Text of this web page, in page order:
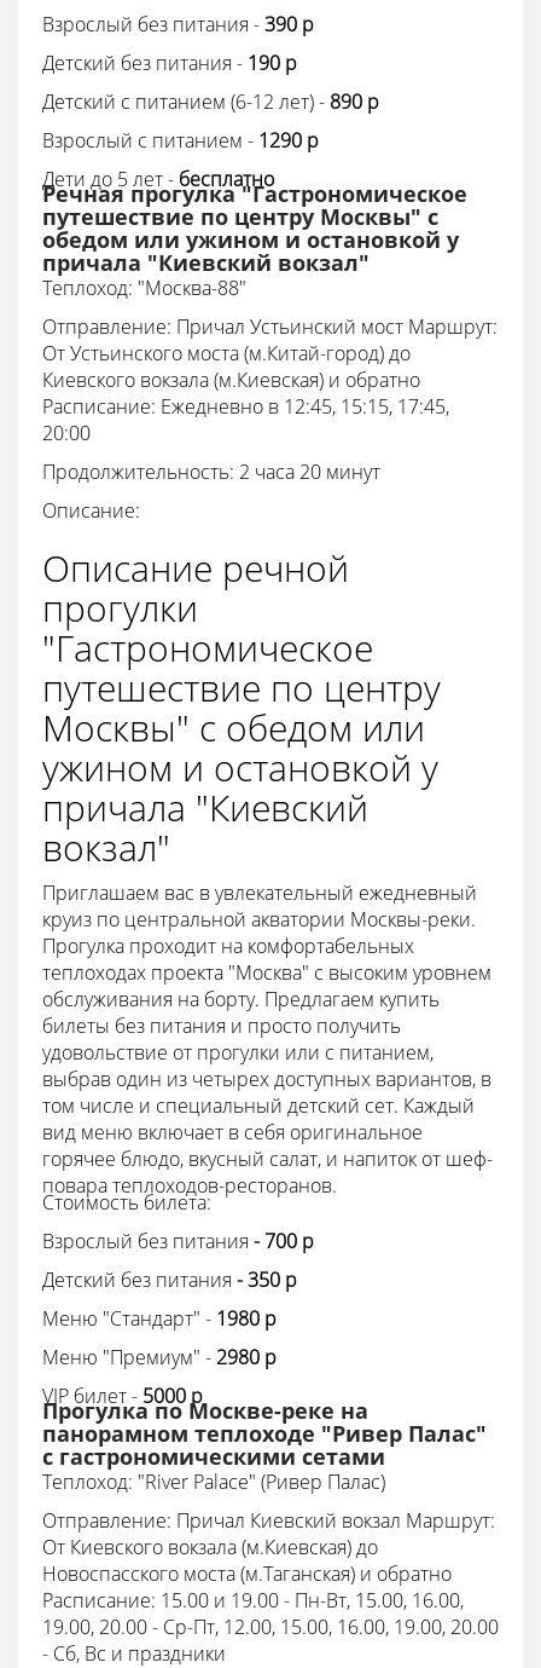
Взрослый без питания -390 p
Детский без питания - 190 p
Детский с питанием (6-12 лет) - 890 p
Взрослый с питанием - 1290 p
Дети до 5 лет - бесплатно
Речная прогулка "Гастрономическое
путешествие по центру Москвы" с
обедом или ужином и остановкой у
причала "Киевский вокзал"
Теплоход: "Москва-88"
Отправление: Причал Устьинский мост Маршрут:
От Устьинского моста (м.Китай-город) до
Киевского вокзала (м.Киевская) и обратно
Расписание: Ежедневно в 12:45, 15:15, 17:45,
20:00
Продолжительность: 2 часа 20 минут
Описание:
Описание речной
прогулки
"Гастрономическое
путешествие по центру
Москвы" с обедом или
ужином и остановкой у
причала "Киевский
вокзал"
Приглашаем вас в увлекательный ежедневный
круиз по центральной акватории Москвы-реки.
Прогулка проходит на комфортабельных
теплоходах проекта "Москва" с высоким уровнем
обслуживания на борту. Предлагаем купить
билеты без питания и просто получить
удовольствие от прогулки или с питанием,
выбрав один из четырех доступных вариантов, в
том числе и специальный детский сет. Каждый
вид меню включает в себя оригинальное
горячее блюдо, вкусный салат, и напиток от шеф-
повара теплоходов-ресторанов.
Стоимость билета:
Взрослый без питания - 700 p
Детский без питания - 350 p
Меню "Стандарт" - 1980 p
Меню "Премиум" -2980 p
VIP билет - 5000 p
Прогулка по Москве-реке на
панорамном теплоходе "Ривер Палас"
с гастрономическими сетами
Теплоход: "River Palace" (Ривер Палас)
Отправление: Причал Киевский вокзал Маршрут:
От Киевского вокзала (м.Киевская) до
Новоспасского моста (м.Таганская) и обратно
Расписание: 15.00 и 19.00 - Пн-Вт, 15.00, 16.00,
19.00, 20.00 - Ср-Пт, 12.00, 15.00, 16.00, 19.00, 20.00
- Сб, Вс и праздники